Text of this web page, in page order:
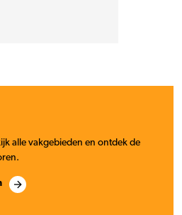
alle vakgebieden en ontdek de